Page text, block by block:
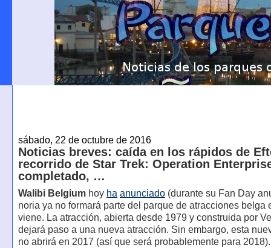
sábado, 22 de octubre de 2016
Noticias breves: caída en los rápidos de
recorrido de Star Trek: Operation
completado, …
Walibi Belgiumhoy ha anunciado(durante su Fan Day
noria ya no formará parte del parque de atracciones belga
viene. La atracción, abierta desde 1979 y construida por
dejará paso a una nueva atracción. Sin embargo, esta
no abrirá en 2017 (así que será probablemente para